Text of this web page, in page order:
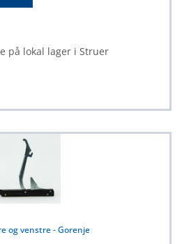
på lokal lager i Struer
og venstre - Gorenje